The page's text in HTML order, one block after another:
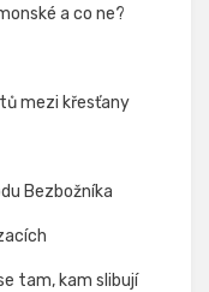
a co ne?
mezi křesťany
Bezbožníka
tam, kam slibují